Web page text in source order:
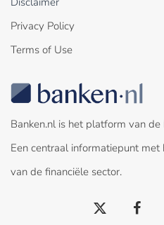
Privacy Policy
Terms of Use
Banken.nl is het platform van
Een centraal informatiepunt
van de financiële sector.